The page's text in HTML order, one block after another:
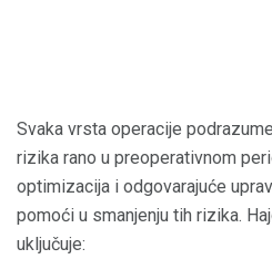
Svaka vrsta operacije
rizika rano u preoperativnom
optimizacija i odgovarajuće
pomoći u smanjenju tih rizika.
uključuje: